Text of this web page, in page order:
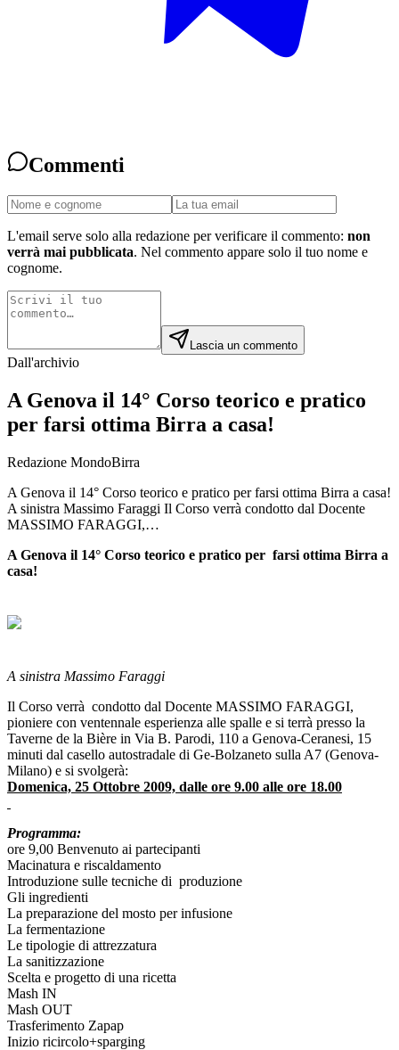
Commenti
L'email serve solo alla redazione per verificare il commento: non
verrà mai pubblicata. Nel commento appare solo il tuo nome e
cognome.
Lascia un commento
Dall'archivio
A Genova il 14° Corso teorico e pratico
per farsi ottima Birra a casa!
Redazione MondoBirra
A Genova il 14° Corso teorico e pratico per farsi ottima Birra a casa!
A sinistra Massimo Faraggi Il Corso verrà condotto dal Docente
MASSIMO FARAGGI,…
A Genova il 14° Corso teorico e pratico per farsi ottima Birra a
casa!
A sinistra Massimo Faraggi
Il Corso verrà condotto dal Docente MASSIMO FARAGGI,
pioniere con ventennale esperienza alle spalle e si terrà presso la
Taverne de la Bière in Via B. Parodi, 110 a Genova-Ceranesi, 15
minuti dal casello autostradale di Ge-Bolzaneto sulla A7 (Genova-
Milano) e si svolgerà:
Domenica, 25 Ottobre 2009, dalle ore 9.00 alle ore 18.00
Programma:
ore 9,00 Benvenuto ai partecipanti
Macinatura e riscaldamento
Introduzione sulle tecniche di produzione
Gli ingredienti
La preparazione del mosto per infusione
La fermentazione
Le tipologie di attrezzatura
La sanitizzazione
Scelta e progetto di una ricetta
Mash IN
Mash OUT
Trasferimento Zapap
Inizio ricircolo+sparging